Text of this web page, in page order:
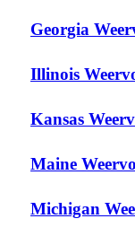
Georgia
Illinois
Kansas
Maine
Michigan